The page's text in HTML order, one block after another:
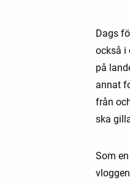
Dags
också i
på
annat
från
ska
Som